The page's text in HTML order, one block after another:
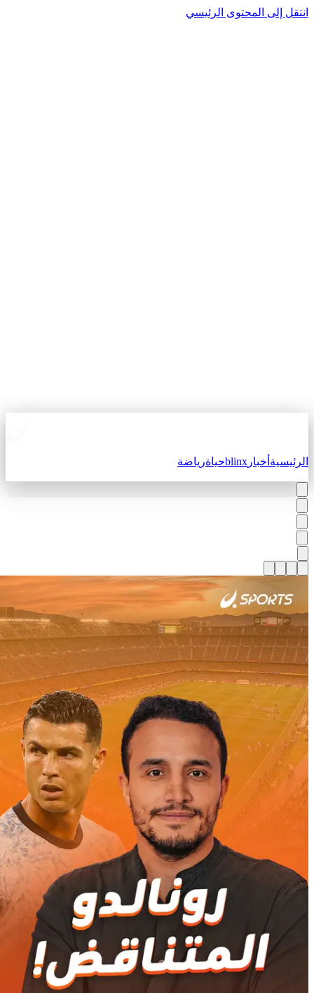
انتقل إلى المحتوى الرئيسي
الرئيسيةأخبارblinxحياةرياضة